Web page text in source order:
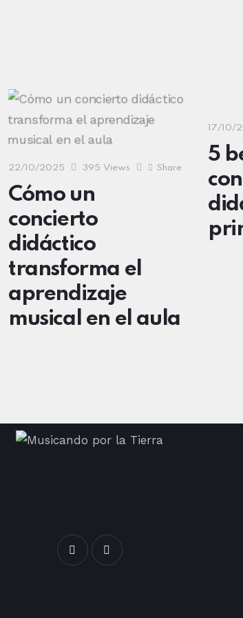
22/10/2025 395 Views Share
Cómo un
concierto
didáctico
transforma el
aprendizaje
musical en el aula
17/10/
5